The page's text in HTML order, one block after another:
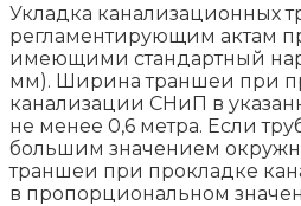
Укладка канализационных
регламентирующим актам
имеющими стандартный
мм). Ширина траншеи при
канализации СНиП в
не менее 0,6 метра. Если
большим значением
траншеи при прокладке
в пропорциональном